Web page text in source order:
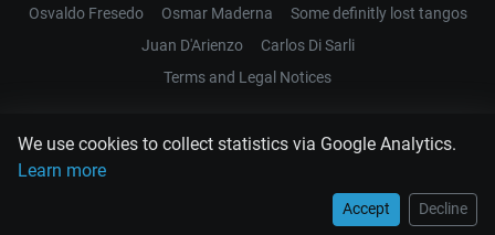
We use cookies to collect statistics via Google Analytics.
Learn more
Accept Decline
Osvaldo Fresedo
Osmar Maderna
Some definitly lost tangos
Juan D'Arienzo
Carlos Di Sarli
Terms and Legal Notices
EL RECODO TANGO